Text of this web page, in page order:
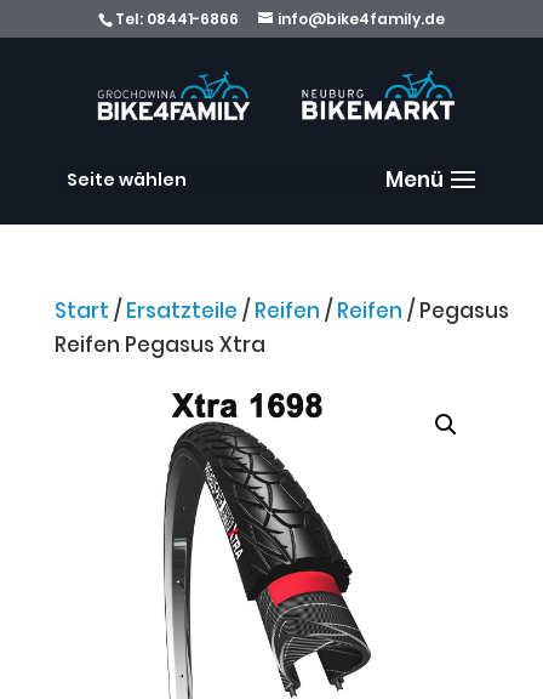
Tel: 08441-6866 info@bike4family.de
Seite wählen
Start / Ersatzteile / Reifen / Reifen / Pegasus
Reifen Pegasus Xtra